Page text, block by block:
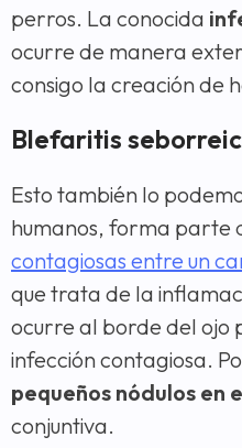
perros. La conocida
ocurre de manera
consigo la creación de
Blefaritis
Esto también lo
humanos, forma parte
contagiosas entre un
que trata de la
ocurre al borde del ojo
infección contagiosa.
pequeños nódulos en
conjuntiva.